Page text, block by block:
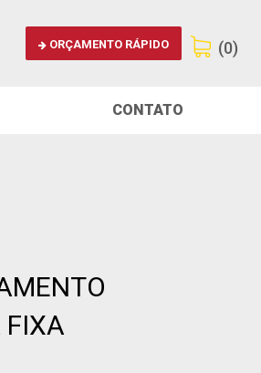
ORÇAMENTO RÁPIDO (0)
CONTATO
FIXA